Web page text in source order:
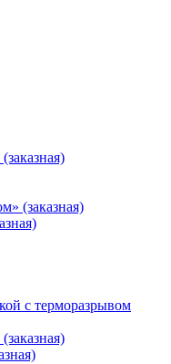
(заказная)
с терморазрывом